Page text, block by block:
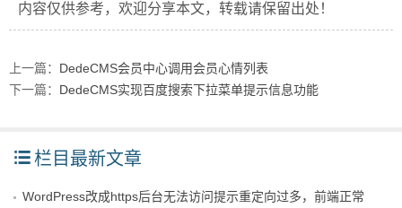
内容仅供参考，欢迎分享本文，转载请保留出处！
上一篇： DedeCMS会员中心调用会员心情列表
下一篇： DedeCMS实现百度搜索下拉菜单提示信息功能
栏目最新文章
WordPress改成https后台无法访问提示重定向过多，前端正常